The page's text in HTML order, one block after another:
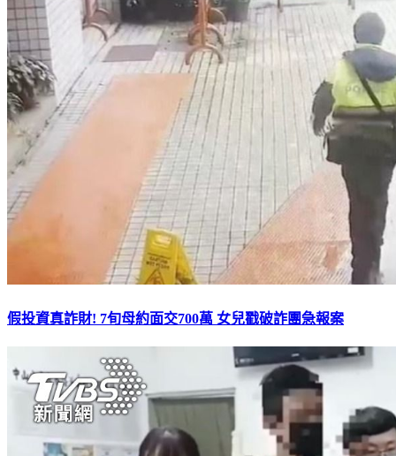
假投資真詐財! 7旬母約面交700萬 女兒戳破詐團急報案